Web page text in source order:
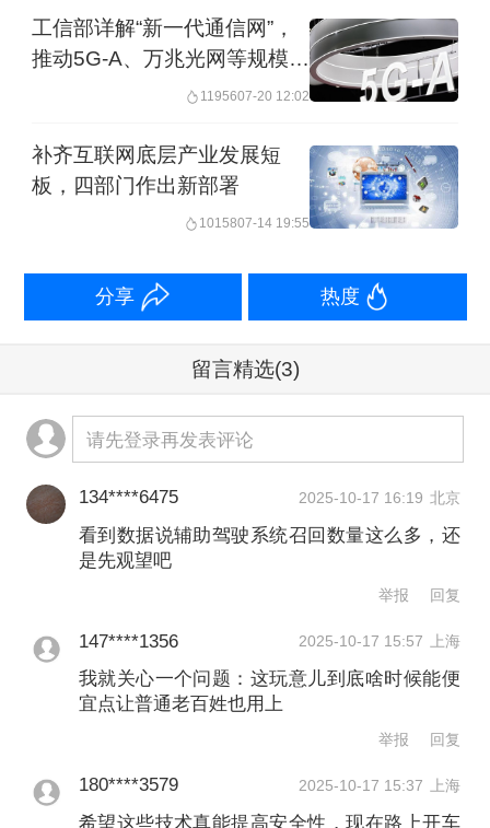
交通运输部部长刘伟在大会上表示，面
术供给，加速创新场景赋能，加强核心
要素保障，优化产业发展生态，因地制
宜发展新质生产力，推动交通运输高质
量发展和高水平安全迈上新台阶。要加
快打造智能综合立体交通网，推动人工
智能与交通运输深度融合发展，以技术
近段时间以来，智能网联汽车的安全问
题备受关注。截至9月，我国共实施汽车
召回3230次，涉及车辆1.2亿辆，其中受
市场监管总局调查影响召回的有652次，
涉及车辆6378.86万辆，占召回车辆总数
的53.18%。2024年因辅助驾驶系统问题
召回的车辆有255.61万辆，占全年召回
国家市场监管总局相关负责人透露，近
工信部详解“新一代通信网”，
推动5G-A、万兆光网等规模商
1195607-20 12:02
补齐互联网底层产业发展短
板，四部门作出新部署
1015807-14 19:55
分享 热度
留言精选(3)
请先登录再发表评论
134****6475 2025-10-17 16:19 北京
看到数据说辅助驾驶系统召回数量这么多，还
是先观望吧
举报 回复
147****1356 2025-10-17 15:57 上海
我就关心一个问题：这玩意儿到底啥时候能便
宜点让普通老百姓也用上
举报 回复
180****3579 2025-10-17 15:37 上海
希望这些技术真能提高安全性，现在路上开车